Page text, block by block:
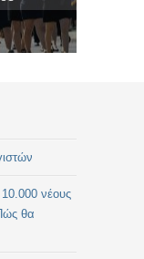
νέους
θα